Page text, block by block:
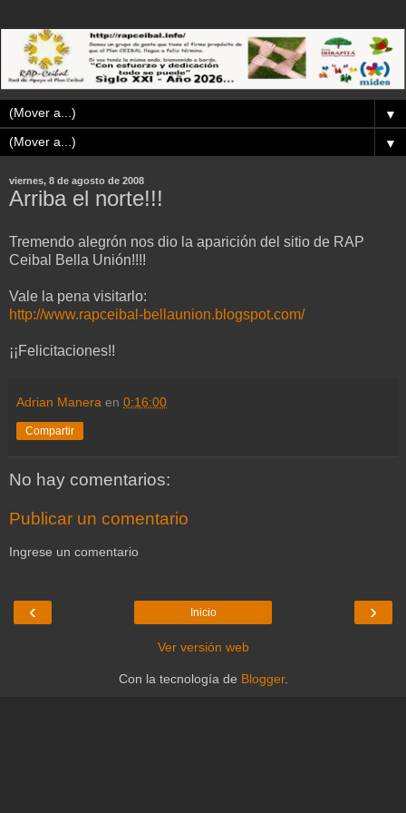
▼
▼
viernes, 8 de agosto de 2008
Arriba el norte!!!
Tremendo alegrón nos dio la aparición del sitio de RAP
Ceibal Bella Unión!!!!
Vale la pena visitarlo:
http://www.rapceibal-bellaunion.blogspot.com/
¡¡Felicitaciones!!
Adrian Manera en 0:16:00
Compartir
No hay comentarios:
Publicar un comentario
Ingrese un comentario
‹ ›
Inicio
Ver versión web
Con la tecnología de Blogger.